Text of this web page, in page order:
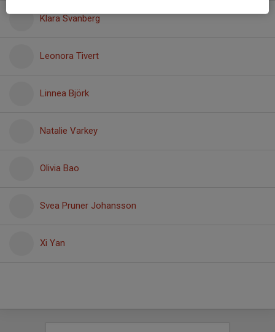
Klara Svanberg
Leonora Tivert
Linnea Björk
Natalie Varkey
Olivia Bao
Svea Pruner Johansson
Xi Yan